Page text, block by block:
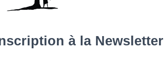
à la Newsletter